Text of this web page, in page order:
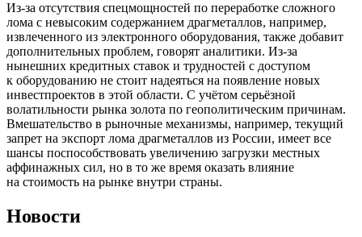
Из-за отсутствия спецмощностей по переработке сложного
лома с невысоким содержанием драгметаллов, например,
извлеченного из электронного оборудования, также добавит
дополнительных проблем, говорят аналитики. Из-за
нынешних кредитных ставок и трудностей с доступом
к оборудованию не стоит надеяться на появление новых
инвестпроектов в этой области. С учётом серьёзной
волатильности рынка золота по геополитическим причинам.
Вмешательство в рыночные механизмы, например, текущий
запрет на экспорт лома драгметаллов из России, имеет все
шансы поспособствовать увеличению загрузки местных
аффинажных сил, но в то же время оказать влияние
на стоимость на рынке внутри страны.
Новости